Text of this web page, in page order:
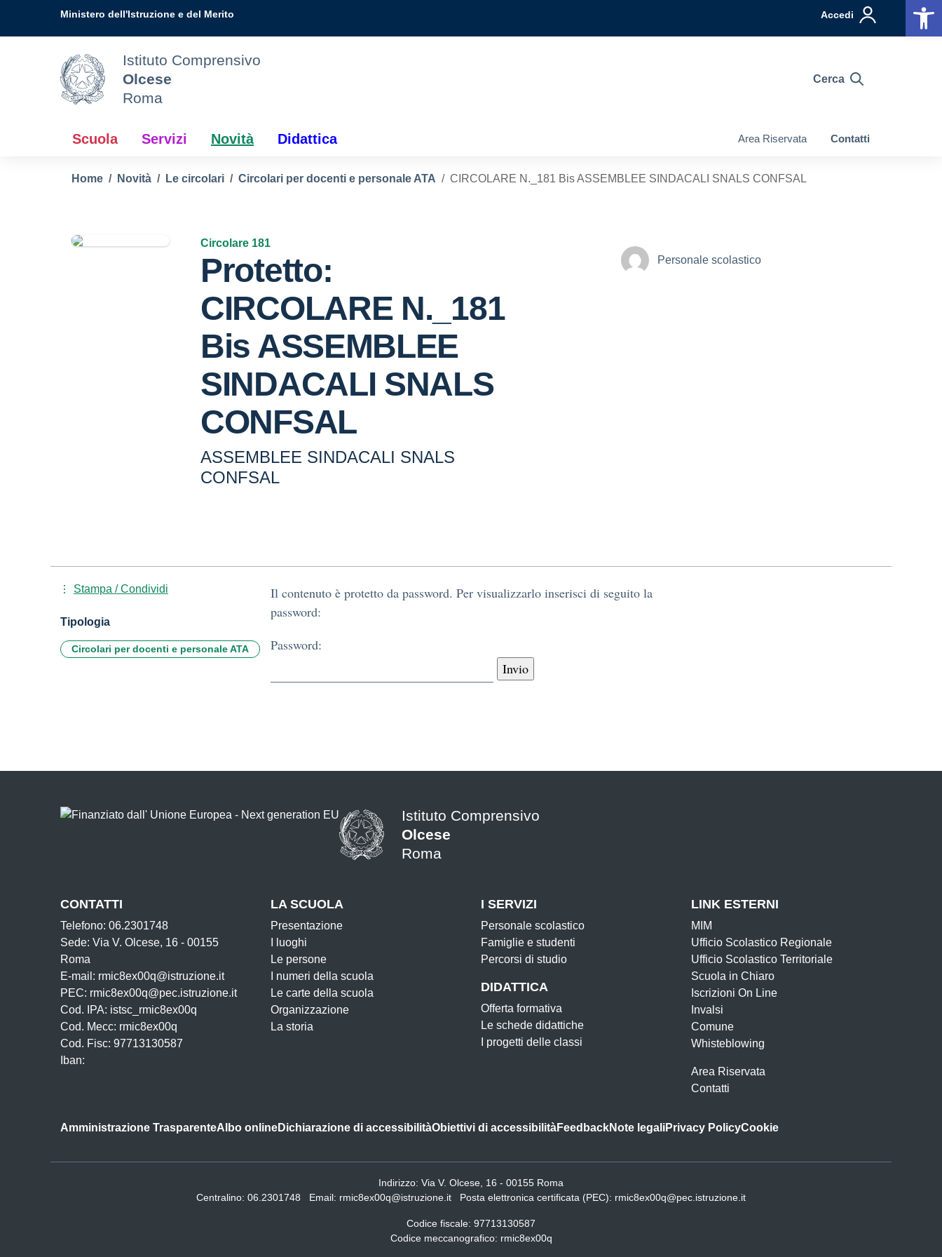
Ministero dell'Istruzione e del Merito Accedi
Istituto Comprensivo
Olcese
Roma
Cerca
Scuola Servizi Novità Didattica Area Riservata Contatti
Home Novità Le circolari Circolari per docenti e personale ATA CIRCOLARE N._181 Bis ASSEMBLEE SINDACALI SNALS CONFSAL
Circolare 181
Protetto:
CIRCOLARE N._181
Bis ASSEMBLEE
SINDACALI SNALS
CONFSAL
ASSEMBLEE SINDACALI SNALS
CONFSAL
Personale scolastico
Il contenuto è protetto da password. Per visualizzarlo inserisci di seguito la
password:
Password:
Stampa / Condividi
Tipologia
Circolari per docenti e personale ATA
Istituto Comprensivo
Olcese
Roma
CONTATTI
Telefono: 06.2301748
Sede: Via V. Olcese, 16 - 00155
Roma
E-mail: rmic8ex00q@istruzione.it
PEC: rmic8ex00q@pec.istruzione.it
Cod. IPA: istsc_rmic8ex00q
Cod. Mecc: rmic8ex00q
Cod. Fisc: 97713130587
Iban:
LA SCUOLA
Presentazione
I luoghi
Le persone
I numeri della scuola
Le carte della scuola
Organizzazione
La storia
I SERVIZI
Personale scolastico
Famiglie e studenti
Percorsi di studio
DIDATTICA
Offerta formativa
Le schede didattiche
I progetti delle classi
LINK ESTERNI
MIM
Ufficio Scolastico Regionale
Ufficio Scolastico Territoriale
Scuola in Chiaro
Iscrizioni On Line
Invalsi
Comune
Whisteblowing
Area Riservata
Contatti
Amministrazione TrasparenteAlbo onlineDichiarazione di accessibilitàObiettivi di accessibilitàFeedbackNote legaliPrivacy PolicyCookie
Indirizzo: Via V. Olcese, 16 - 00155 Roma
Centralino: 06.2301748 Email: rmic8ex00q@istruzione.it Posta elettronica certificata (PEC): rmic8ex00q@pec.istruzione.it
Codice fiscale: 97713130587
Codice meccanografico: rmic8ex00q